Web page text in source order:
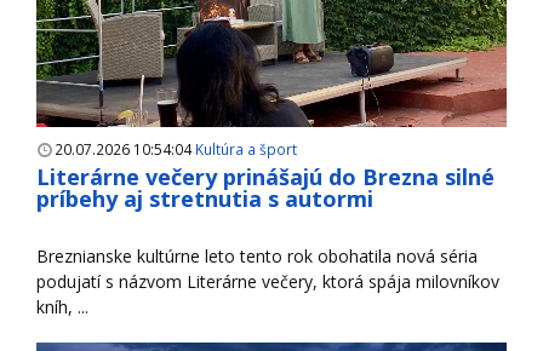
20.07.2026 10:54:04Kultúra a šport
Literárne večery prinášajú do Brezna silné
príbehy aj stretnutia s autormi
Breznianske kultúrne leto tento rok obohatila nová séria
podujatí s názvom Literárne večery, ktorá spája milovníkov
kníh, ...